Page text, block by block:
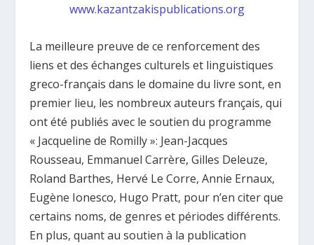
www.kazantzakispublications.org
La meilleure preuve de ce renforcement des
liens et des échanges culturels et linguistiques
greco-français dans le domaine du livre sont, en
premier lieu, les nombreux auteurs français, qui
ont été publiés avec le soutien du programme
« Jacqueline de Romilly »: Jean-Jacques
Rousseau, Emmanuel Carrère, Gilles Deleuze,
Roland Barthes, Hervé Le Corre, Annie Ernaux,
Eugène Ionesco, Hugo Pratt, pour n’en citer que
certains noms, de genres et périodes différents.
En plus, quant au soutien à la publication